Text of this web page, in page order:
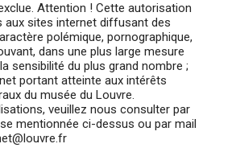
Attention ! Cette autorisation
aux sites internet diffusant des
polémique, pornographique,
dans une plus large mesure
sensibilité du plus grand nombre ;
portant atteinte aux intérêts
du musée du Louvre.
veuillez nous consulter par
mentionnée ci-dessus ou par mail